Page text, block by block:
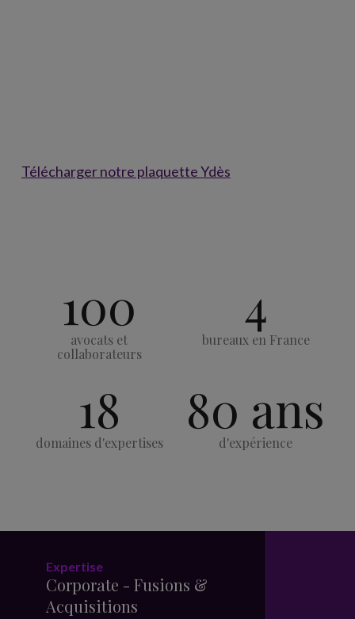
Télécharger notre plaquette Ydès
100
avocats et
collaborateurs
4
bureaux en France
18
domaines d'expertises
80 ans
d'expérience
Expertise
Corporate - Fusions &
Acquisitions